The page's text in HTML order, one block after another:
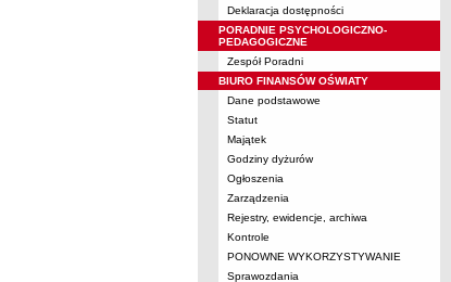
Deklaracja dostępności
PORADNIE PSYCHOLOGICZNO-
PEDAGOGICZNE
Zespół Poradni
BIURO FINANSÓW OŚWIATY
Dane podstawowe
Statut
Majątek
Godziny dyżurów
Ogłoszenia
Zarządzenia
Rejestry, ewidencje, archiwa
Kontrole
PONOWNE WYKORZYSTYWANIE
Sprawozdania